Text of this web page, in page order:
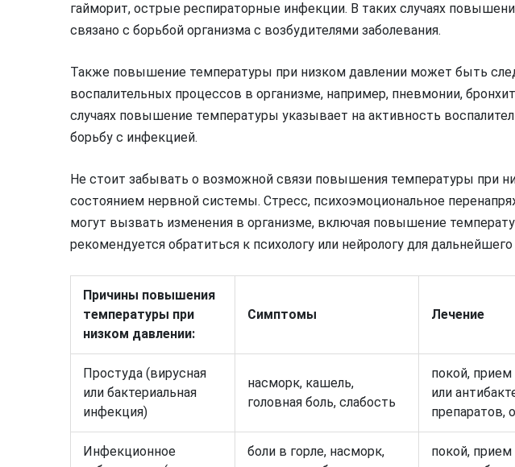
гайморит, острые респираторные инфекции. В таких случаях
связано с борьбой организма с возбудителями заболевания.
Также повышение температуры при низком давлении может быть
воспалительных процессов в организме, например, пневмонии,
случаях повышение температуры указывает на активность
борьбу с инфекцией.
Не стоит забывать о возможной связи повышения температуры при
состоянием нервной системы. Стресс, психоэмоциональное
могут вызвать изменения в организме, включая повышение
рекомендуется обратиться к психологу или нейрологу для
Причины повышения
температуры при
низком давлении:
Симптомы Лечение
Простуда (вирусная
или бактериальная
инфекция)
насморк, кашель,
головная боль, слабость
покой,
или
препаратов,
Инфекционное
боли в горле, насморк,
покой,